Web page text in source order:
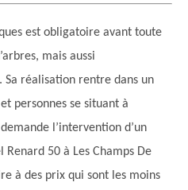
est obligatoire avant toute
mais aussi
réalisation rentre dans un
personnes se situant à
l’intervention d’un
50 à Les Champs De
à des prix qui sont les moins